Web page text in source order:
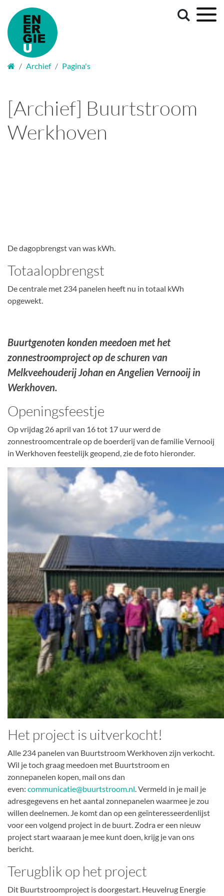
Welkom
Archief Pagina's
[Archief] Buurtstroom
Werkhoven
De dagopbrengst van was kWh.
Totaalopbrengst
De centrale met 234 panelen heeft nu in totaal kWh
opgewekt.
Buurtgenoten konden meedoen met het
zonnestroomproject op de schuren van
Melkveehouderij Johan en Angelien Vernooij in
Werkhoven.
Openingsfeestje
Op vrijdag 26 april van 16 tot 17 uur werd de
zonnestroomcentrale op de boerderij van de familie Vernooij
in Werkhoven feestelijk geopend, zie de foto hieronder.
Het project is uitverkocht!
Alle 234 panelen van Buurtstroom Werkhoven zijn verkocht.
Wil je toch graag meedoen met Buurtstroom en
zonnepanelen kopen, mail ons dan
even: communicatie@buurtstroom.nl. Vermeld in je mail je
adresgegevens en het aantal zonnepanelen waarmee je zou
willen deelnemen. Je komt dan op een geïnteresseerdenlijst
voor een volgend project in de buurt. Zodra er een nieuw
project start waaraan je mee kunt doen, krijg je van ons
bericht.
Terugblik op het project
Dit Buurtstroomproject is doorgestart. Heuvelrug Energie